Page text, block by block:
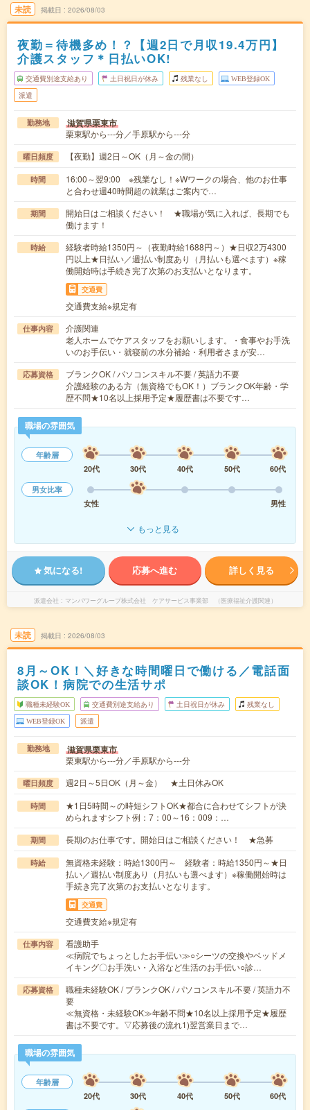
未読 掲載日 2026/08/03
夜勤＝待機多め！？【週2日で月収19.4万円】
介護スタッフ＊日払いOK!
交通費別途支給あり 土日祝日が休み 残業なし WEB登録OK
派遣
勤務地 滋賀県栗東市
栗東駅から---分／手原駅から---分
曜日頻度 【夜勤】週2日～OK（月～金の間）
時間
16:00～翌9:00 ※残業なし！※Wワークの場合、他のお仕事
と合わせ週40時間超の就業はご案内で…
期間
開始日はご相談ください！ ★職場が気に入れば、長期でも
働けます！
時給
経験者時給1350円～（夜勤時給1688円～）★日収2万4300
円以上★日払い／週払い制度あり（月払いも選べます）※稼
働開始時は手続き完了次第のお支払いとなります。
交通費
交通費支給※規定有
仕事内容
介護関連
老人ホームでケアスタッフをお願いします。・食事やお手洗
いのお手伝い・就寝前の水分補給・利用者さまが安…
応募資格
ブランクOK / パソコンスキル不要 / 英語力不要
介護経験のある方（無資格でもOK！）ブランクOK年齢・学
歴不問★10名以上採用予定★履歴書は不要です…
職場の雰囲気
年齢層
20代
30代 40代 50代
60代
男女比率
女性
男性
もっと見る
気になる! 応募へ進む 詳しく見る
派遣会社 マンパワーグループ株式会社 ケアサービス事業部 （医療福祉介護関連）
未読 掲載日 2026/08/03
8月～OK！＼好きな時間曜日で働ける／電話面
談OK！病院での生活サポ
職種未経験OK 交通費別途支給あり 土日祝日が休み 残業なし
WEB登録OK 派遣
勤務地 滋賀県栗東市
栗東駅から---分／手原駅から---分
曜日頻度 週2日～5日OK（月～金） ★土日休みOK
時間
★1日5時間～の時短シフトOK★都合に合わせてシフトが決
められますシフト例：7：00～16：009：…
期間 長期のお仕事です。開始日はご相談ください！ ★急募
時給
無資格未経験：時給1300円～ 経験者：時給1350円～★日
払い／週払い制度あり（月払いも選べます）※稼働開始時は
手続き完了次第のお支払いとなります。
交通費
交通費支給※規定有
仕事内容
看護助手
≪病院でちょっとしたお手伝い≫○シーツの交換やベッドメ
イキング〇お手洗い・入浴など生活のお手伝い○診…
応募資格
職種未経験OK / ブランクOK / パソコンスキル不要 / 英語力不
要
≪無資格・未経験OK≫年齢不問★10名以上採用予定★履歴
書は不要です。▽応募後の流れ1)翌営業日まで…
職場の雰囲気
年齢層
20代
30代 40代 50代
60代